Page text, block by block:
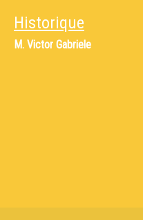
Historique
M. Victor Gabriele